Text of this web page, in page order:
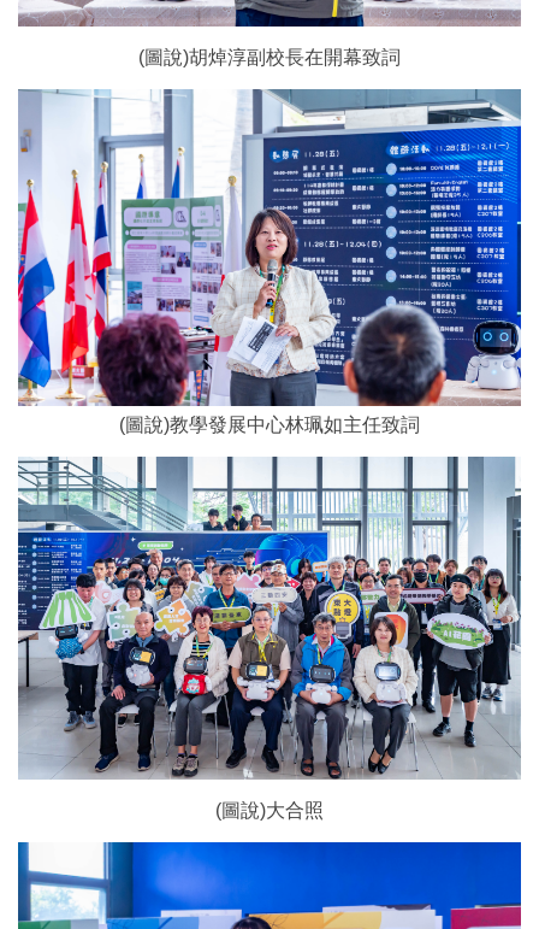
(圖說)胡焯淳副校長在開幕致詞
(圖說)教學發展中心林珮如主任致詞
(圖說)大合照